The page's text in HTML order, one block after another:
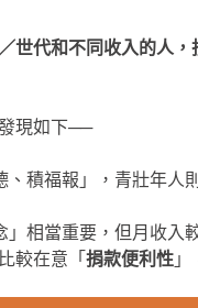
世代和不同收入的人，
現如下──
積福報」，青壯年人
相當重要，但月收
較在意「 捐款便利性